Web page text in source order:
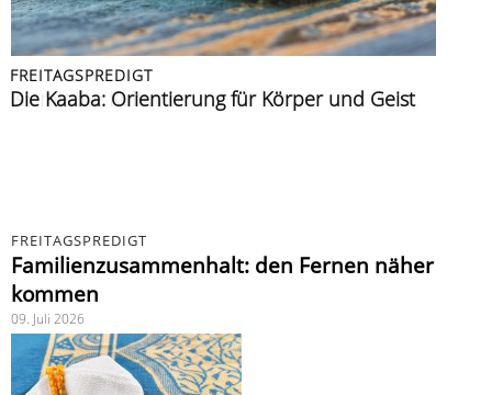
FREITAGSPREDIGT
Islamische Kultur
FREITAGSPREDIGT
Die Kaaba: Orientierung für Körper und Geist
PRESSEMITTEILUNG
Islamische Gemeinschaft verurteilt Angriff auf
FREITAGSPREDIGT
Azan: der Ruf zur Zeugenschaft
FREITAGSPREDIGT
Muslime im Urlaub
FREITAGSPREDIGT
Familienzusammenhalt: den Fernen näher
kommen
09. Juli 2026